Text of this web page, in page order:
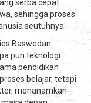
serba cepat
sehingga proses
seutuhnya.
Baswedan
pun teknologi
pendidikan
belajar, tetapi
menanamkan